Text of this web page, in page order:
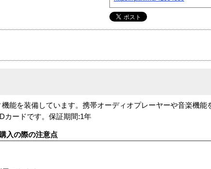
能を装備しています。携帯オーディオプレーヤーや音楽機能
カードです。保証期間:1年
入の際の注意点